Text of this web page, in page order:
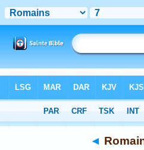
> Romains 7
◄